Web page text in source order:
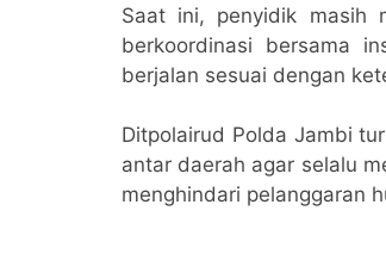
Saat ini, penyidik masih
berkoordinasi bersama
berjalan sesuai dengan
Ditpolairud Polda Jambi
antar daerah agar selalu
menghindari pelanggaran